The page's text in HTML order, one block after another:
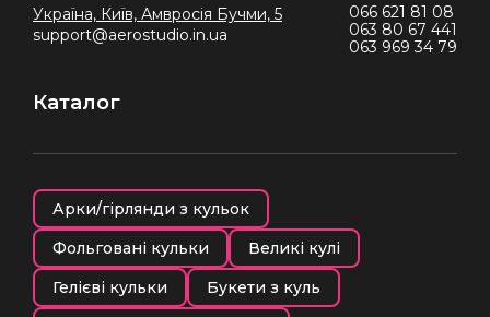
Україна, Київ, Амвросія Бучми, 5
support@aerostudio.in.ua
066 621 81 08
063 80 67 441
063 969 34 79
Каталог
Арки/гірлянди з кульок
Фольговані кульки
Великі кулі
Гелієві кульки
Букети з куль